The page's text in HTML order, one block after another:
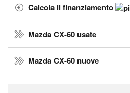
Calcola il finanziamento
Mazda CX-60 usate
Mazda CX-60 nuove